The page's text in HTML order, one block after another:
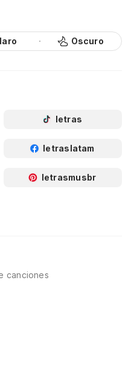
Oscuro
letras
letraslatam
letrasmusbr
canciones